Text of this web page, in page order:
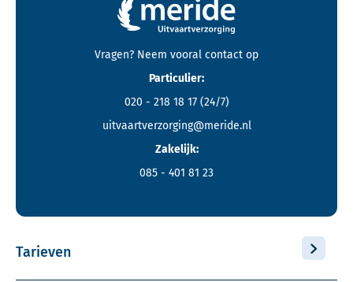
Contactgegevens en footer menu van Meride
Vragen? Neem vooral contact op
Particulier:
020 - 218 18 17 (24/7)
uitvaartverzorging@meride.nl
Zakelijk:
085 - 401 81 23
Tarieven